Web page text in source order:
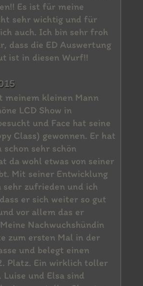
Es ist für meine
sehr wichtig und für
auch. Ich bin sehr froh
dass die ED Auswertung
ist in diesen Wurf!!
meinem kleinen Mann
LCD Show in
und Face hat seine
Class) gewonnen. Er hat
sehr schön
da wohl etwas von seiner
Mit seiner Entwicklung
sehr zufrieden und ich
er sich weiter so gut
vor allem das er
Nachwuchshündin
zum ersten Mal in der
und belegt einen
Platz. Ein wirklich toller
Luise und Elsa sind